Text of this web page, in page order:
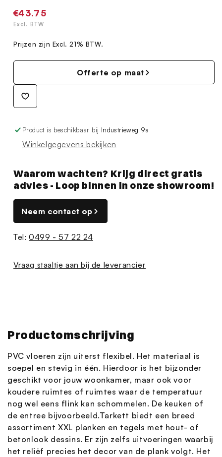
Normale
prijs
€43.75
Excl. BTW
Prijzen zijn Excl. 21% BTW.
Offerte op maat
Product is beschikbaar bij Industrieweg 9a
Winkelgegevens bekijken
Waarom wachten? Krijg direct gratis
advies - Loop binnen in onze showroom!
Neem contact op
Tel:0499 - 57 22 24
Vraag staaltje aan bij de leverancier
Productomschrijving
PVC vloeren zijn uiterst flexibel. Het materiaal is
soepel en stevig in één. Hierdoor is het bijzonder
geschikt voor jouw woonkamer, maar ook voor
koudere ruimtes of ruimtes waar de temperatuur
nog wel eens flink kan schommelen. De keuken of
de entree bijvoorbeeld.Tarkett biedt een breed
assortiment XXL planken en tegels met hout- of
betonlook dessins. Er zijn zelfs uitvoeringen waarbij
het reliëf precies het decor van de plank volgt. Het